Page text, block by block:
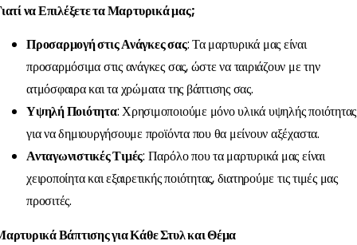
να Επιλέξετε τα Μαρτυρικά μας;
Προσαρμογή στις Ανάγκες σας: Τα μαρτυρικά μας είναι
προσαρμόσιμα στις ανάγκες σας, ώστε να ταιριάζουν με την
ατμόσφαιρα και τα χρώματα της βάπτισης σας.
Υψηλή Ποιότητα: Χρησιμοποιούμε μόνο υλικά υψηλής ποιότητας
για να δημιουργήσουμε προϊόντα που θα μείνουν αξέχαστα.
Ανταγωνιστικές Τιμές: Παρόλο που τα μαρτυρικά μας είναι
χειροποίητα και εξαιρετικής ποιότητας, διατηρούμε τις τιμές μας
προσιτές.
Βάπτισης για Κάθε Στυλ και Θέμα